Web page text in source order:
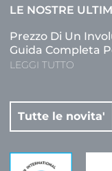
LE NOSTRE
Prezzo Di Un
Guida Completa
LEGGI TUTTO
Tutte le novita'